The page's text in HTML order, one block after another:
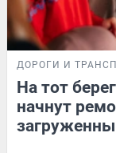
ДОРОГИ И
На тот
начнут